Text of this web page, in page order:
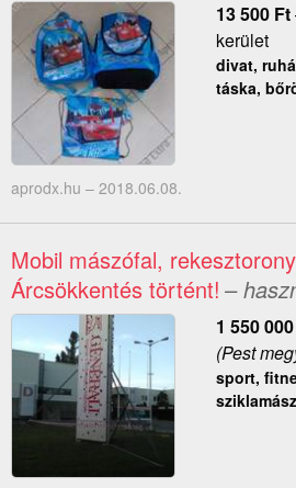
13 500 Ft
kerület
divat,
táska,
aprodx.hu – 2018.06.08.
Mobil mászófal,
Árcsökkentés történt! –
1 550 000
(Pest
sport,